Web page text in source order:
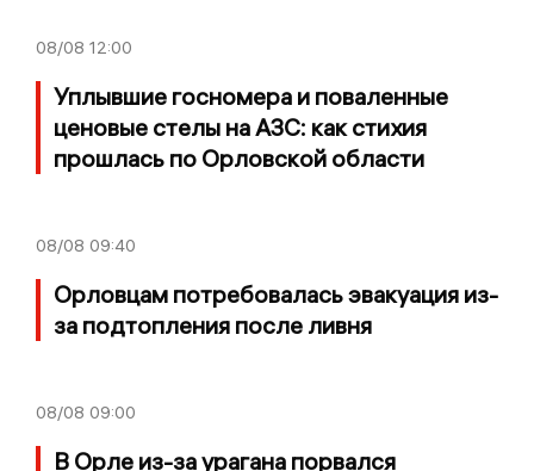
08/08 12:00
Уплывшие госномера и поваленные
ценовые стелы на АЗС: как стихия
прошлась по Орловской области
08/08 09:40
Орловцам потребовалась эвакуация из-
за подтопления после ливня
08/08 09:00
В Орле из-за урагана порвался